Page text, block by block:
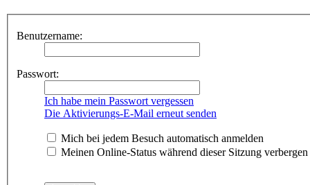
Benutzername:
Passwort:
Ich habe mein Passwort vergessen
Die Aktivierungs-E-Mail erneut senden
Mich bei jedem Besuch automatisch anmelden
Meinen Online-Status während dieser Sitzung verbergen